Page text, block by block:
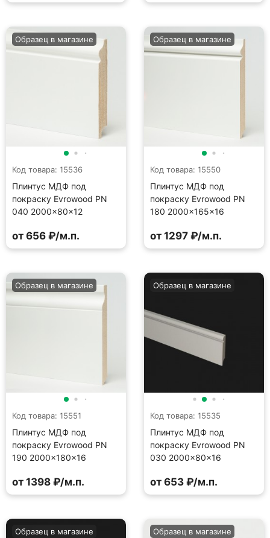
Код товара: 15536
Плинтус МДФ под
покраску Evrowood PN
040 2000×80×12
Образец в магазине
от 656 ₽/м.п.
Код товара: 15550
Плинтус МДФ под
покраску Evrowood PN
180 2000×165×16
Образец в магазине
от 1297 ₽/м.п.
Код товара: 15551
Плинтус МДФ под
покраску Evrowood PN
190 2000×180×16
Образец в магазине
от 1398 ₽/м.п.
Код товара: 15535
Плинтус МДФ под
покраску Evrowood PN
030 2000×80×16
Образец в магазине
от 653 ₽/м.п.
Образец в магазине Образец в магазине